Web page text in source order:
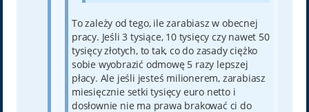
To zależy od tego, ile zarabiasz w obecnej
pracy. Jeśli 3 tysiące, 10 tysięcy czy nawet 50
tysięcy złotych, to tak, co do zasady ciężko
sobie wyobrazić odmowę 5 razy lepszej
płacy. Ale jeśli jesteś milionerem, zarabiasz
miesięcznie setki tysięcy euro netto i
dosłownie nie ma prawa brakować ci do